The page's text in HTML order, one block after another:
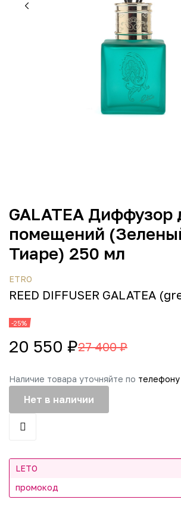
GALATEA Диффузор
помещений
Тиаре) 250 мл
ETRO
REED DIFFUSER GALATEA
-25%
20 550 ₽27 400 ₽
Наличие товара уточняйте по телефону
Нет в наличии
LETO
промокод